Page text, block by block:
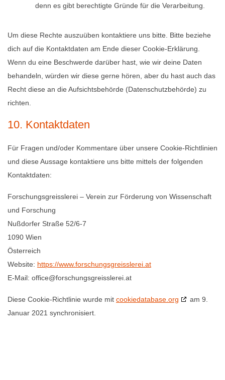
denn es gibt berechtigte Gründe für die Verarbeitung.
Um diese Rechte auszuüben kontaktiere uns bitte. Bitte beziehe
dich auf die Kontaktdaten am Ende dieser Cookie-Erklärung.
Wenn du eine Beschwerde darüber hast, wie wir deine Daten
behandeln, würden wir diese gerne hören, aber du hast auch das
Recht diese an die Aufsichtsbehörde (Datenschutzbehörde) zu
richten.
10. Kontaktdaten
Für Fragen und/oder Kommentare über unsere Cookie-Richtlinien
und diese Aussage kontaktiere uns bitte mittels der folgenden
Kontaktdaten:
Forschungsgreisslerei – Verein zur Förderung von Wissenschaft
und Forschung
Nußdorfer Straße 52/6-7
1090 Wien
Österreich
Website: https://www.forschungsgreisslerei.at
E-Mail: office@forschungsgreisslerei.at
Diese Cookie-Richtlinie wurde mit cookiedatabase.org
am 9.
Januar 2021 synchronisiert.